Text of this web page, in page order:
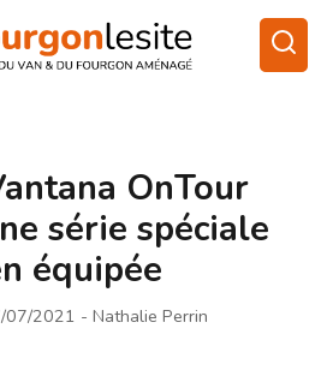
OnTour
série spéciale
équipée
07/2021 - Nathalie Perrin